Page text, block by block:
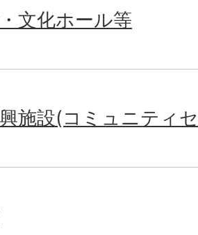
文化ホール等
施設(コミュニティ